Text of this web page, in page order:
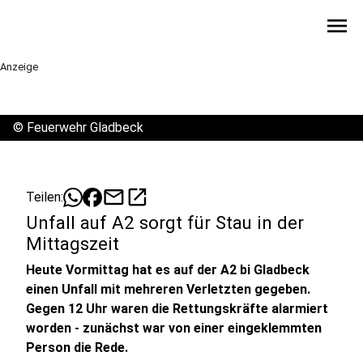
menu
Anzeige
© Feuerwehr Gladbeck
Teilen: mailopen_in_new
Unfall auf A2 sorgt für Stau in der
Mittagszeit
Heute Vormittag hat es auf der A2 bi Gladbeck
einen Unfall mit mehreren Verletzten gegeben.
Gegen 12 Uhr waren die Rettungskräfte alarmiert
worden - zunächst war von einer eingeklemmten
Person die Rede.